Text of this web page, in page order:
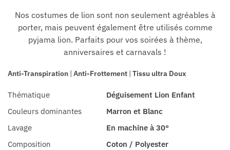
Nos costumes de lion sont non seulement agréables à
porter, mais peuvent également être utilisés comme
pyjama lion. Parfaits pour vos soirées à thème,
anniversaires et carnavals !
Anti-Transpiration | Anti-Frottement | Tissu ultra Doux
Thématique
Déguisement Lion Enfant
Couleurs dominantes
Marron et Blanc
Lavage
En machine à 30°
Composition
Coton / Polyester